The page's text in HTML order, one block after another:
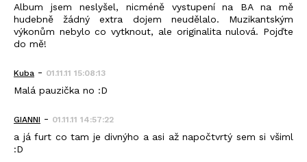
Album jsem neslyšel, nicméně vystupení na BA na mě
hudebně žádný extra dojem neudělalo. Muzikantským
výkonům nebylo co vytknout, ale originalita nulová. Pojďte
do mě!
Kuba - 01.11.11 15:08:13
Malá pauzička no :D
GIANNI - 01.11.11 14:57:22
a já furt co tam je divnýho a asi až napočtvrtý sem si všiml
:D